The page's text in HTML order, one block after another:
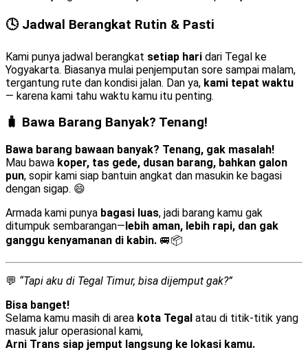
🕓 Jadwal Berangkat Rutin & Pasti
Kami punya jadwal berangkat setiap hari dari Tegal ke
Yogyakarta. Biasanya mulai penjemputan sore sampai malam,
tergantung rute dan kondisi jalan. Dan ya, kami tepat waktu
— karena kami tahu waktu kamu itu penting.
🧳 Bawa Barang Banyak? Tenang!
Bawa barang bawaan banyak? Tenang, gak masalah!
Mau bawa koper, tas gede, dusan barang, bahkan galon
pun, sopir kami siap bantuin angkat dan masukin ke bagasi
dengan sigap. 😄
Armada kami punya bagasi luas, jadi barang kamu gak
ditumpuk sembarangan— lebih aman, lebih rapi, dan gak
ganggu kenyamanan di kabin. 🚐📦
💬 “Tapi aku di Tegal Timur, bisa dijemput gak?”
Bisa banget!
Selama kamu masih di area kota Tegal atau di titik-titik yang
masuk jalur operasional kami,
Arni Trans siap jemput langsung ke lokasi kamu.